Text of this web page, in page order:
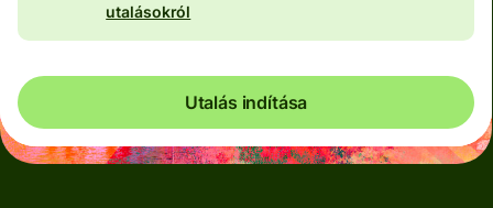
utalásokról
Utalás indítása